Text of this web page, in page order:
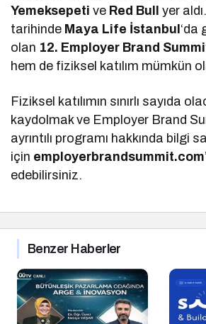
Yemeksepetive Red Bullyer
tarihinde Maya Life İstanbul‘da
olan 12. Employer Brand
hem de fiziksel katılım mümkün
Fiziksel katılımın sınırlı sayıda
kaydolmak ve Employer Brand
ayrıntılı programı hakkında bilgi
için employerbrandsummit.com
edebilirsiniz.
Benzer Haberler